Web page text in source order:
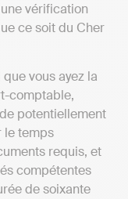
vérification
ce soit du Cher
vous ayez la
comptable,
potentiellement
le temps
requis, et
compétentes
de soixante